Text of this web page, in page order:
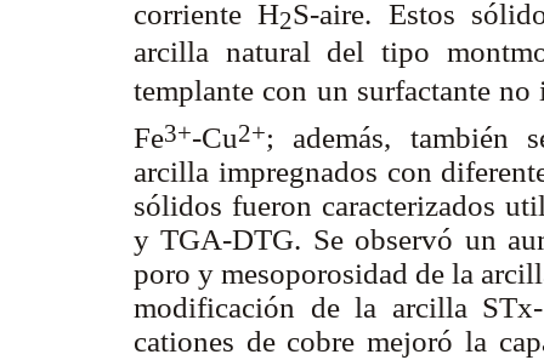
corriente H2S-aire. Estos
arcilla natural del tipo
templante con un surfactante
Fe3+-Cu2+; además, también
arcilla impregnados con
sólidos fueron caracterizados
y TGA-DTG. Se observó un
poro y mesoporosidad de la
modificación de la arcilla
cationes de cobre mejoró la